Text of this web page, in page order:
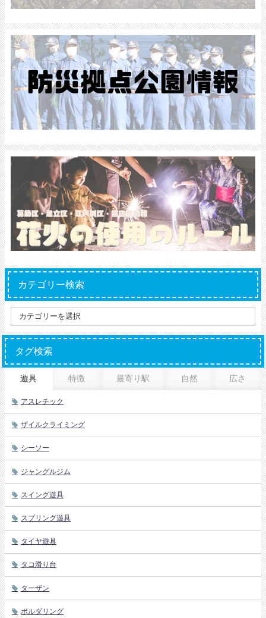
カテゴリー検索
タグ検索
遊具 特徴 最寄り駅 自然 広さ
アスレチック
ザイルクライミング
シーソー
ジャングルジム
スイング遊具
スプリング遊具
タイヤ遊具
タコ滑り台
ターザン
ボルダリング